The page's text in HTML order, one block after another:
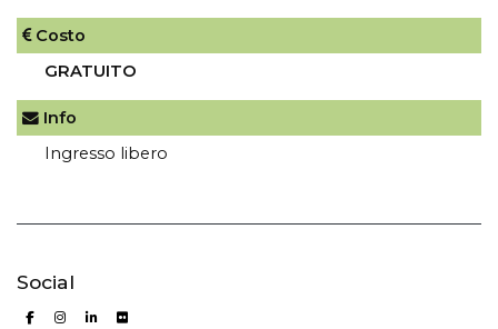
Costo
GRATUITO
Info
Ingresso libero
Social